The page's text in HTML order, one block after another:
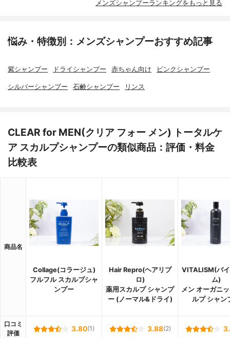
メンズシャンプーランキングをもっと見る
悩み・特徴別：メンズシャンプーおすすめ記事
紫シャンプー ドライシャンプー 赤ちゃん向け ピンクシャンプー
シルバーシャンプー 石鹸シャンプー リンス
CLEAR for MEN(クリア フォー メン) トータルケ
ア スカルプシャンプーの類似商品：評価・料金
比較表
商品名
Collage(コラージュ)
フルフル スカルプシャ
ンプー
Hair Repro(ヘアリプ
ロ)
薬用スカルプ シャンプ
ー (ノーマル&ドライ)
VITALISM(バ
ム)
メン オーガニ
ルプ シャン
口コミ
評価
3.80(1) 3.88(2)